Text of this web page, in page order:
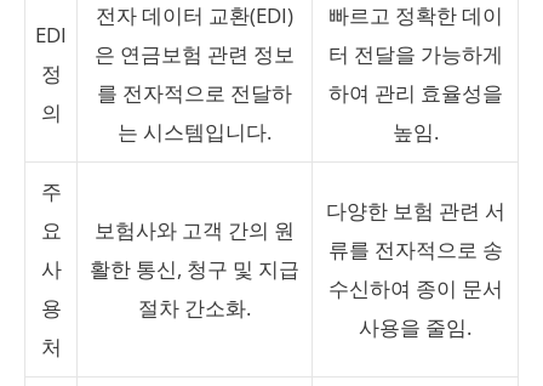
EDI
정
의
전자 데이터 교환(EDI)
은 연금보험 관련 정보
를 전자적으로 전달하
는 시스템입니다.
빠르고 정확한 데이
터 전달을 가능하게
하여 관리 효율성을
높임.
주
요
사
용
처
보험사와 고객 간의 원
활한 통신, 청구 및 지급
절차 간소화.
다양한 보험 관련 서
류를 전자적으로 송
수신하여 종이 문서
사용을 줄임.